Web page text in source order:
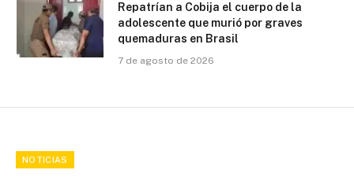
Repatrían a Cobija el cuerpo de la
adolescente que murió por graves
quemaduras en Brasil
7 de agosto de 2026
NOTICIAS